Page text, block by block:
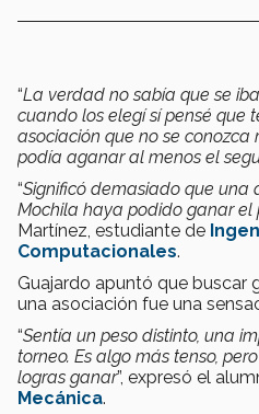
“La verdad no sabía que se
cuando los elegí sí pensé que
asociación que no se conozca
podía aganar al menos el
“Significó demasiado que una
Mochila haya podido ganar el
Martínez, estudiante de
Computacionales.
Guajardo apuntó que buscar
una asociación fue una
“Sentía un peso distinto, una
torneo. Es algo más tenso,
logras ganar”, expresó el
Mecánica.